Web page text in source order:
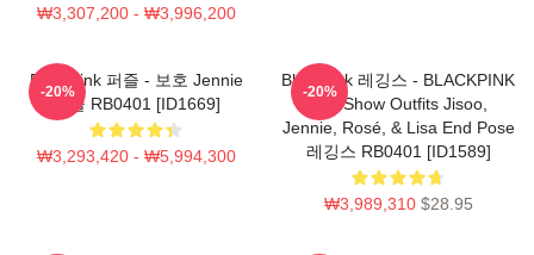
₩3,307,200 - ₩3,996,200
Blackpink 퍼즐 - 보호 Jennie
퍼즐 RB0401 [ID1669]
₩3,293,420 - ₩5,994,300
-20%
Blackpink 레깅스 - BLACKPINK
The Show Outfits Jisoo,
Jennie, Rosé, & Lisa End Pose
레깅스 RB0401 [ID1589]
₩3,989,310 $28.95
-20%